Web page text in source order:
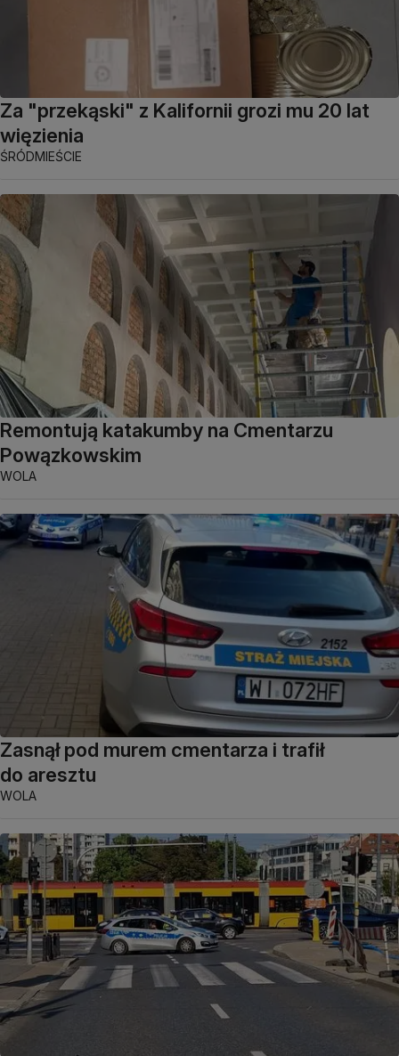
Za "przekąski" z Kalifornii grozi mu 20 lat
więzienia
ŚRÓDMIEŚCIE
Remontują katakumby na Cmentarzu
Powązkowskim
WOLA
Zasnął pod murem cmentarza i trafił
do aresztu
WOLA